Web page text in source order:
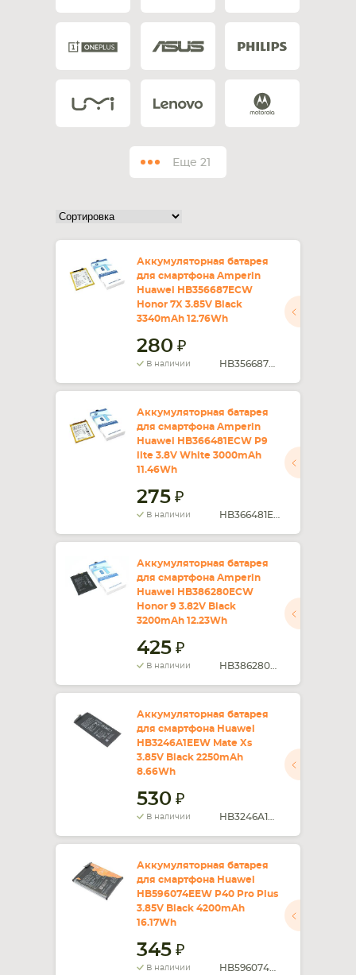
Еще 21
Аккумуляторная батарея
для смартфона Amperin
Huawei HB356687ECW
Honor 7X 3.85V Black
3340mAh 12.76Wh
280
В наличии
Аккумуляторная батарея
для смартфона Amperin
Huawei HB366481ECW P9
lite 3.8V White 3000mAh
11.46Wh
275
В наличии
Аккумуляторная батарея
для смартфона Amperin
Huawei HB386280ECW
Honor 9 3.82V Black
3200mAh 12.23Wh
425
В наличии
Аккумуляторная батарея
для смартфона Huawei
HB3246A1EEW Mate Xs
3.85V Black 2250mAh
8.66Wh
530
В наличии
Аккумуляторная батарея
для смартфона Huawei
HB596074EEW P40 Pro Plus
3.85V Black 4200mAh
16.17Wh
345
В наличии